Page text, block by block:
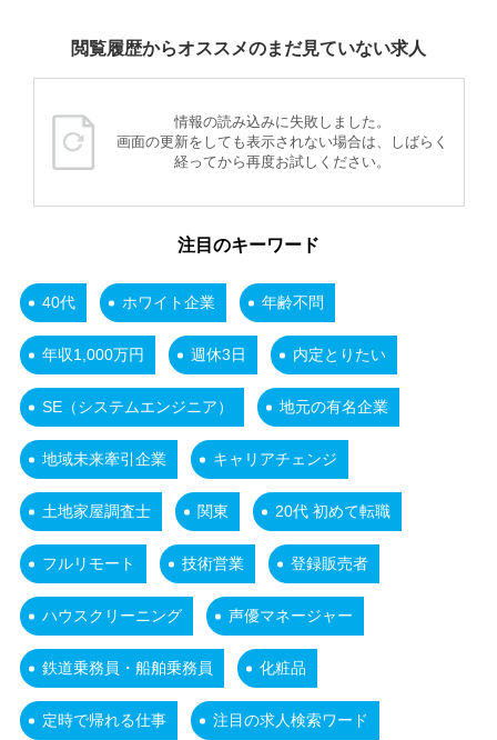
閲覧履歴からオススメのまだ見ていない求人
情報の読み込みに失敗しました。
画面の更新をしても表示されない場合は、しばらく
経ってから再度お試しください。
注目のキーワード
40代 ホワイト企業 年齢不問
年収1,000万円 週休3日 内定とりたい
SE（システムエンジニア） 地元の有名企業
地域未来牽引企業 キャリアチェンジ
土地家屋調査士 関東 20代 初めて転職
フルリモート 技術営業 登録販売者
ハウスクリーニング 声優マネージャー
鉄道乗務員・船舶乗務員 化粧品
定時で帰れる仕事 注目の求人検索ワード